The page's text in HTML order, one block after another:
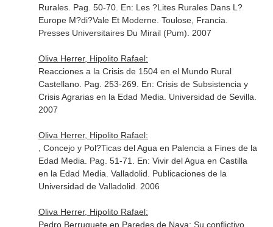
Rurales. Pag. 50-70. En: Les ?Lites Rurales Dans L?
Europe M?di?Vale Et Moderne. Toulose, Francia.
Presses Universitaires Du Mirail (Pum). 2007
Oliva Herrer, Hipolito Rafael:
Reacciones a la Crisis de 1504 en el Mundo Rural
Castellano. Pag. 253-269. En: Crisis de Subsistencia y
Crisis Agrarias en la Edad Media . Universidad de Sevilla.
2007
Oliva Herrer, Hipolito Rafael:
, Concejo y Pol?Ticas del Agua en Palencia a Fines de la
Edad Media. Pag. 51-71. En: Vivir del Agua en Castilla
en la Edad Media . Valladolid. Publicaciones de la
Universidad de Valladolid. 2006
Oliva Herrer, Hipolito Rafael:
Pedro Berruguete en Paredes de Nava: Su conflictivo